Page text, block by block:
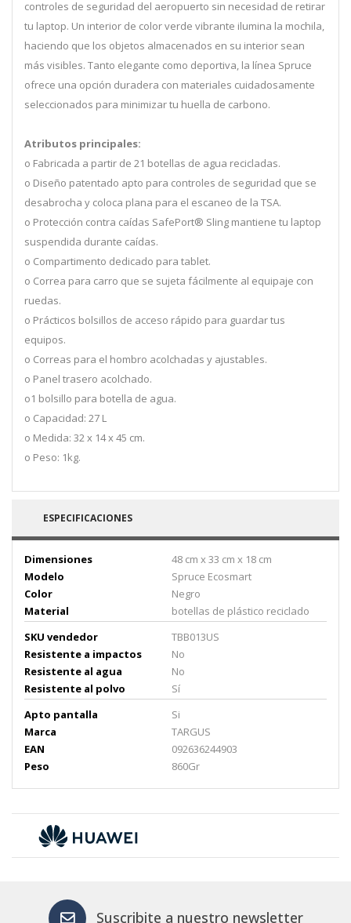
controles de seguridad del aeropuerto sin necesidad de retirar
tu laptop. Un interior de color verde vibrante ilumina la mochila,
haciendo que los objetos almacenados en su interior sean
más visibles. Tanto elegante como deportiva, la línea Spruce
ofrece una opción duradera con materiales cuidadosamente
seleccionados para minimizar tu huella de carbono.
Atributos principales:
o Fabricada a partir de 21 botellas de agua recicladas.
o Diseño patentado apto para controles de seguridad que se
desabrocha y coloca plana para el escaneo de la TSA.
o Protección contra caídas SafePort® Sling mantiene tu laptop
suspendida durante caídas.
o Compartimento dedicado para tablet.
o Correa para carro que se sujeta fácilmente al equipaje con
ruedas.
o Prácticos bolsillos de acceso rápido para guardar tus
equipos.
o Correas para el hombro acolchadas y ajustables.
o Panel trasero acolchado.
o1 bolsillo para botella de agua.
o Capacidad: 27 L
o Medida: 32 x 14 x 45 cm.
o Peso: 1kg.
ESPECIFICACIONES
Dimensiones
48 cm x 33 cm x 18 cm
Modelo
Spruce Ecosmart
Color
Negro
Material
botellas de plástico reciclado
SKU vendedor
TBB013US
Resistente a impactos
No
Resistente al agua
No
Resistente al polvo
Sí
Apto pantalla
Si
Marca
TARGUS
EAN
092636244903
Peso
860Gr
Suscribite a nuestro newsletter